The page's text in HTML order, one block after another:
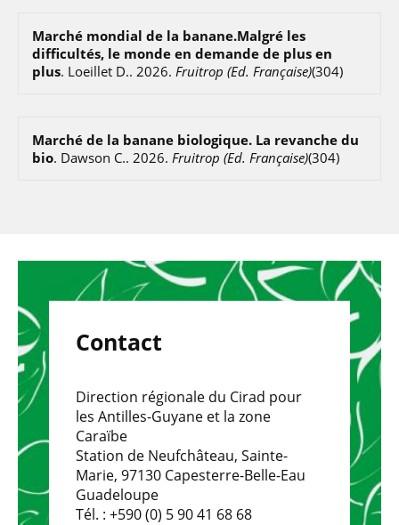
Marché mondial de la banane.Malgré les
difficultés, le monde en demande de plus en
plus. Loeillet D.. 2026. Fruitrop (Ed. Française)(304)
Marché de la banane biologique. La revanche du
bio. Dawson C.. 2026. Fruitrop (Ed. Française)(304)
Contact
Direction régionale du Cirad pour
les Antilles-Guyane et la zone
Caraïbe
Station de Neufchâteau, Sainte-
Marie, 97130 Capesterre-Belle-Eau
Guadeloupe
Tél. : +590 (0) 5 90 41 68 68